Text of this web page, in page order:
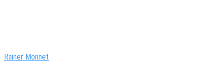
Rainer Monnet